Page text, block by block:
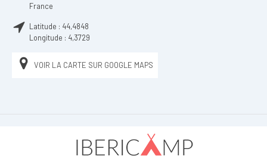
France
Latitude : 44,4848
Longitude : 4,3729
VOIR LA CARTE SUR GOOGLE MAPS